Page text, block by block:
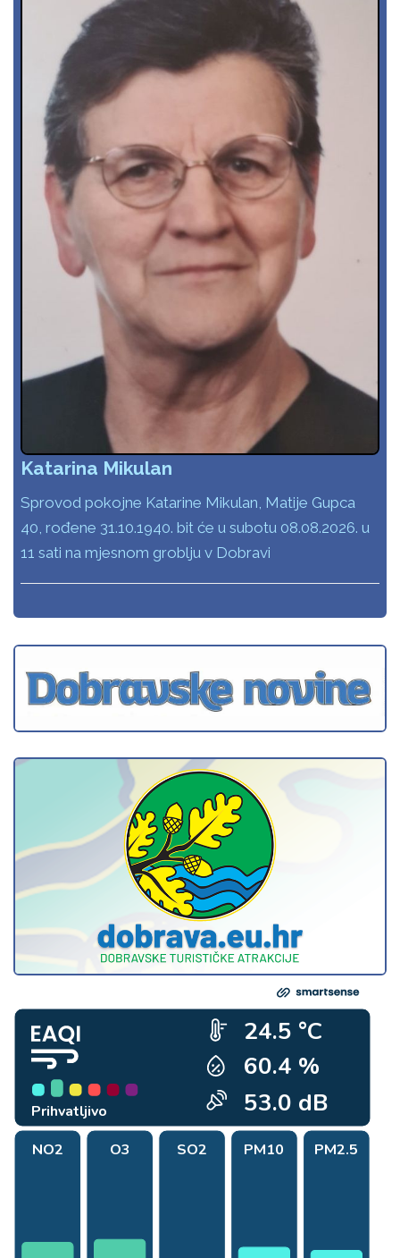
Katarina Mikulan
Sprovod pokojne Katarine Mikulan, Matije Gupca
40, rođene 31.10.1940. bit će u subotu 08.08.2026. u
11 sati na mjesnom groblju v Dobravi